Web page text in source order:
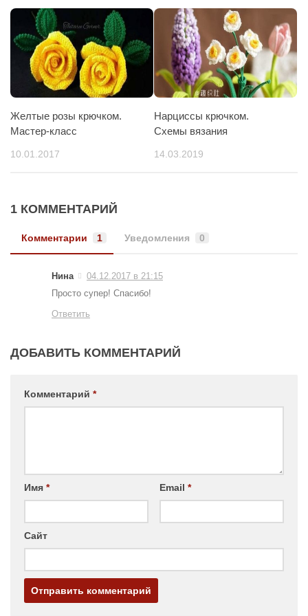
Желтые розы крючком.
Мастер-класс
10.01.2017
Нарциссы крючком.
Схемы вязания
14.03.2019
1 КОММЕНТАРИЙ
Комментарии 1 Уведомления 0
Нина
04.12.2017 в 21:15
Просто супер! Спасибо!
Ответить
ДОБАВИТЬ КОММЕНТАРИЙ
Комментарий *
Имя * Email *
Сайт